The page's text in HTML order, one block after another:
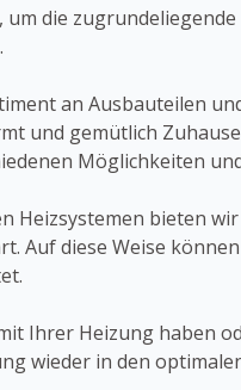
die
an Ausbauteilen
und gemütlich
Möglichkeiten
Heizsystemen bieten
Auf diese Weise
Ihrer Heizung haben
wieder in den